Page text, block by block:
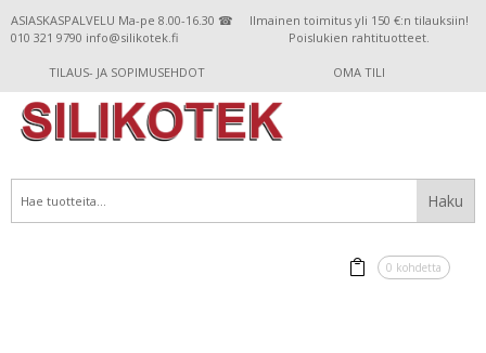
ASIASKASPALVELU Ma-pe 8.00-16.30 ☎
010 321 9790 info@silikotek.fi
Ilmainen toimitus yli 150 €:n tilauksiin!
Poislukien rahtituotteet.
TILAUS- JA SOPIMUSEHDOT OMA TILI
0 kohdetta